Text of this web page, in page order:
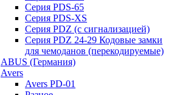
Серия PDS-65
Серия PDS-XS
Серия PDZ (с сигнализацией)
Серия PDZ 24-29 Кодовые замки
для чемоданов (перекодируемые)
ABUS (Германия)
Avers
Avers PD-01